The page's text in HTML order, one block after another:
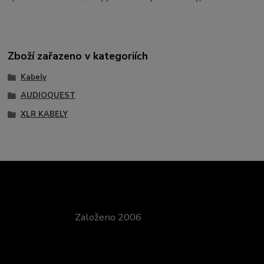
Zboží zařazeno v kategoriích
Kabely
AUDIOQUEST
XLR KABELY
Založeno 2006